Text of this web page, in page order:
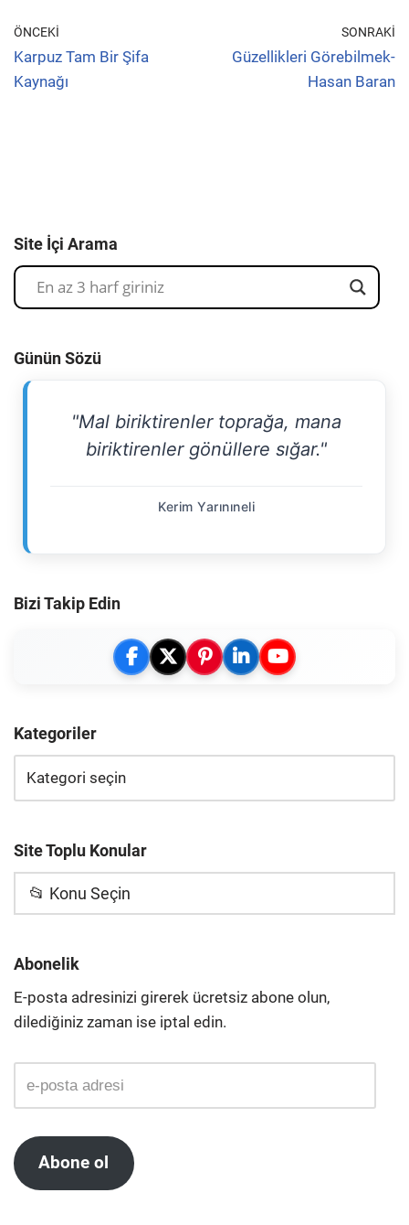
ÖNCEKI
Karpuz Tam Bir Şifa
Kaynağı
SONRAKI
Güzellikleri Görebilmek-
Hasan Baran
Site İçi Arama
Günün Sözü
"Mal biriktirenler toprağa, mana
biriktirenler gönüllere sığar."
Kerim Yarınıneli
Bizi Takip Edin
Kategoriler
Site Toplu Konular
📂 Konu Seçin
Abonelik
E-posta adresinizi girerek ücretsiz abone olun,
dilediğiniz zaman ise iptal edin.
Abone ol